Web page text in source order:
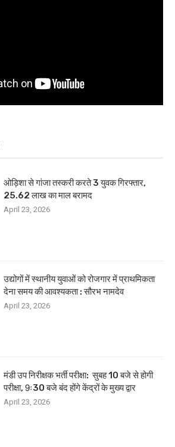
ओड़िशा से गांजा तस्करी करते 3 युवक गिरफ्तार,
25.62 लाख का माल बरामद
April 23, 2026
उद्योगों में स्थानीय युवाओं को रोजगार में प्राथमिकता
देना समय की आवश्यकता : सौरभ नामदेव
April 23, 2026
मंडी उप निरीक्षक भर्ती परीक्षा: सुबह 10 बजे से होगी
परीक्षा, 9ः30 बजे बंद होंगे केंद्रों के मुख्य द्वार
April 23, 2026